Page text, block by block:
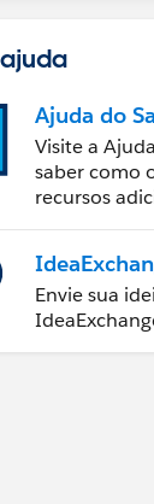
Ajuda do
Visite a
saber como
recursos
Envie sua